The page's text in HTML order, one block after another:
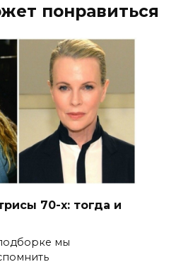
понравиться
70-х: тогда и
мы